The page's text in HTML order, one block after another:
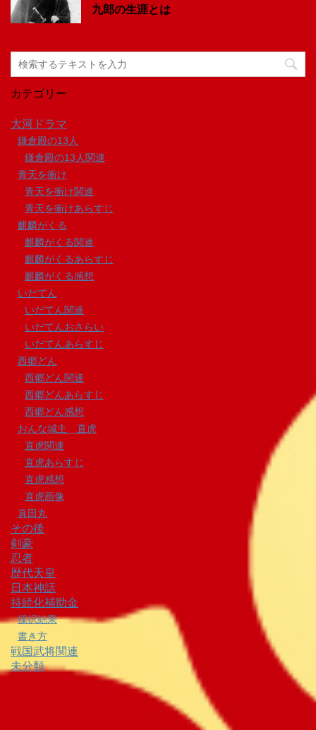
九郎の生涯とは
カテゴリー
大河ドラマ
鎌倉殿の13人
鎌倉殿の13人関連
青天を衝け
青天を衝け関連
青天を衝けあらすじ
麒麟がくる
麒麟がくる関連
麒麟がくるあらすじ
麒麟がくる感想
いだてん
いだてん関連
いだてんおさらい
いだてんあらすじ
西郷どん
西郷どん関連
西郷どんあらすじ
西郷どん感想
おんな城主 直虎
直虎関連
直虎あらすじ
直虎感想
直虎画像
真田丸
その後
剣豪
忍者
歴代天皇
日本神話
持続化補助金
採択結果
書き方
戦国武将関連
未分類